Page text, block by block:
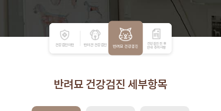
건강검진이란 반려견 건강검진 반려묘 건강검진
건강검진 전 후
안내 주의사항
반려묘 건강검진 세부항목